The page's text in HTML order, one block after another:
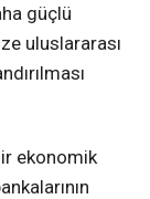
güçlü
uluslararası
ekonomik